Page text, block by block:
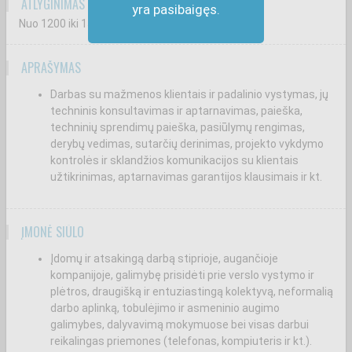
yra pasibaigęs.
ATLYGINIMAS ATSKAIČIUS MOKESČIUS
Nuo 1200 iki 1500
APRAŠYMAS
Darbas su mažmenos klientais ir padalinio vystymas, jų
techninis konsultavimas ir aptarnavimas, paieška,
techninių sprendimų paieška, pasiūlymų rengimas,
derybų vedimas, sutarčių derinimas, projekto vykdymo
kontrolės ir sklandžios komunikacijos su klientais
užtikrinimas, aptarnavimas garantijos klausimais ir kt.
ĮMONĖ SIŪLO
Įdomų ir atsakingą darbą stiprioje, augančioje
kompanijoje, galimybę prisidėti prie verslo vystymo ir
plėtros, draugišką ir entuziastingą kolektyvą, neformalią
darbo aplinką, tobulėjimo ir asmeninio augimo
galimybes, dalyvavimą mokymuose bei visas darbui
reikalingas priemones (telefonas, kompiuteris ir kt.).